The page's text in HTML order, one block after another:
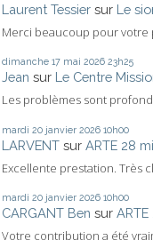
Laurent Tessier sur Le
Merci beaucoup pour votre
dimanche 17 mai 2026 23h25
Jean sur Le Centre
Les problèmes sont
mardi 20 janvier 2026 10h00
LARVENT sur ARTE 28
Excellente prestation. Très
mardi 20 janvier 2026 10h00
CARGANT Ben sur
Votre contribution a été